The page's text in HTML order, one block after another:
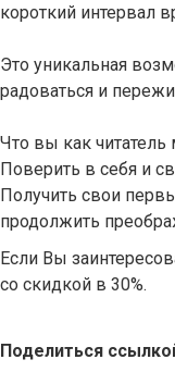
короткий интервал
Это уникальная
радоваться и
Что вы как читатель
Поверить в себя и
Получить свои
продолжить
Если Вы
со скидкой в 30%.
Поделиться